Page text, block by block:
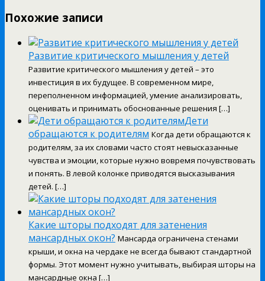
Похожие записи
Развитие критического мышления у детей
Развитие критического мышления у детей – это
инвестиция в их будущее. В современном мире,
переполненном информацией, умение анализировать,
оценивать и принимать обоснованные решения […]
Дети
обращаются к родителям Когда дети обращаются к
родителям, за их словами часто стоят невысказанные
чувства и эмоции, которые нужно вовремя почувствовать
и понять. В левой колонке приводятся высказывания
детей. […]
Какие шторы подходят для затенения
мансардных окон? Мансарда ограничена стенами
крыши, и окна на чердаке не всегда бывают стандартной
формы. Этот момент нужно учитывать, выбирая шторы на
мансардные окна […]